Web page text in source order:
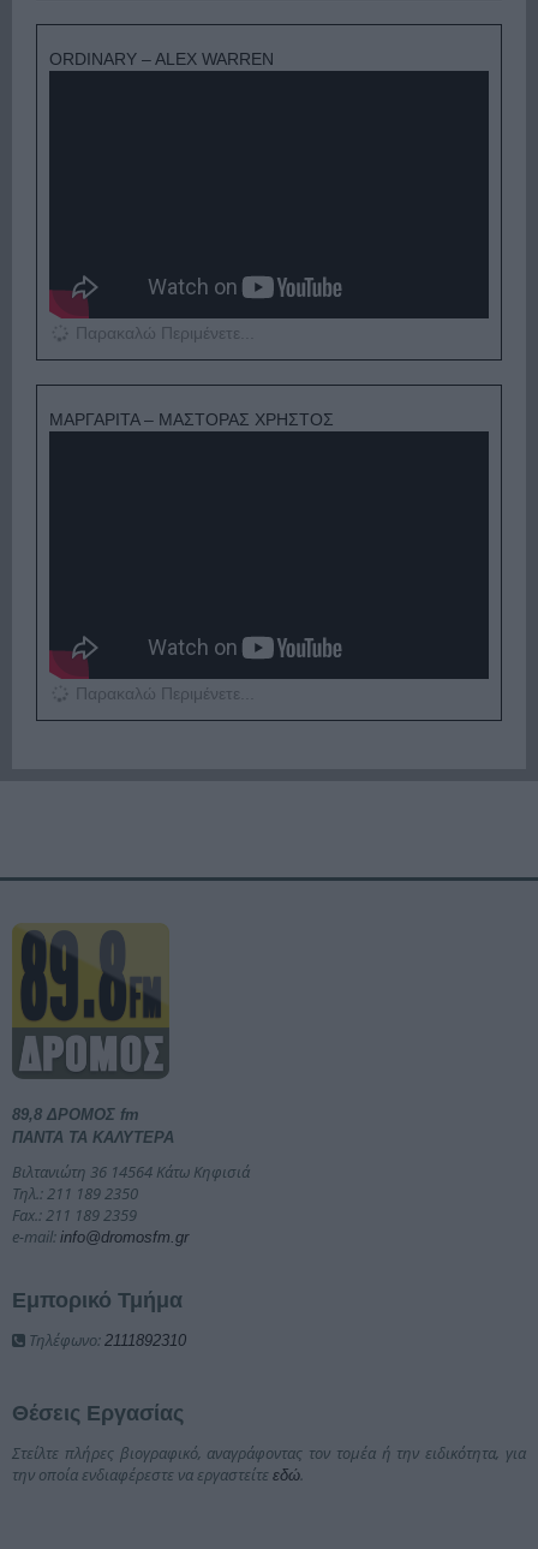
ORDINARY – ALEX WARREN
Παρακαλώ Περιμένετε...
ΜΑΡΓΑΡΙΤΑ – ΜΑΣΤΟΡΑΣ ΧΡΗΣΤΟΣ
Παρακαλώ Περιμένετε...
89,8 ΔΡΟΜΟΣ fm
ΠΑΝΤΑ ΤΑ ΚΑΛΥΤΕΡΑ
Βιλτανιώτη 36 14564 Κάτω Κηφισιά
Τηλ.: 211 189 2350
Fax.: 211 189 2359
e-mail: info@dromosfm.gr
Εμπορικό Τμήμα
Τηλέφωνο: 2111892310
Θέσεις Εργασίας
Στείλτε πλήρες βιογραφικό, αναγράφοντας τον τομέα ή την ειδικότητα, για
την οποία ενδιαφέρεστε να εργαστείτε εδώ.